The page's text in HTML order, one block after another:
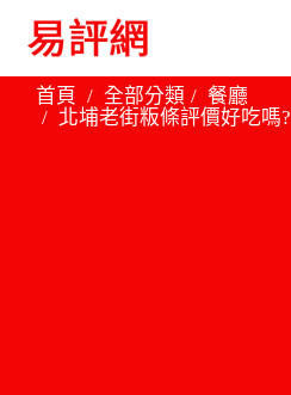
首頁 全部分類
餐廳
北埔老街粄條評價好吃嗎?